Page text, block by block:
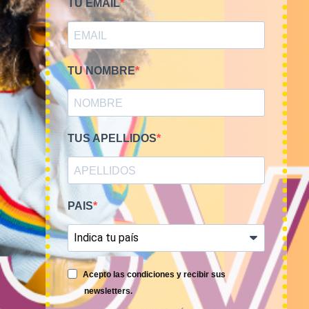
PRIMAVERA-VERANO
Bala 45kg sudaderas USA
Sports 18€/kg
810,00€ (sin IVA)
chaquetas y abrigos de
deporte MARCA 15€/Kg
(sin IVA)
TU EMAIL
TU NOMBRE
TUS APELLIDOS
PAIS
Acepto las condiciones y recibir sus
newsletters.